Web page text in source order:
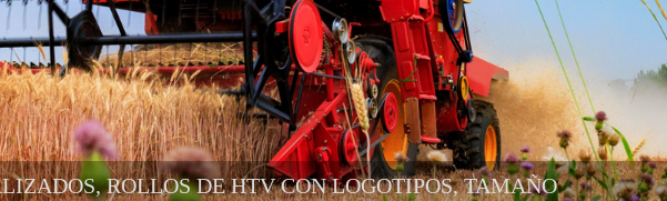
ROLLOS DE HTV CON LOGOTIPOS, TAMAÑO